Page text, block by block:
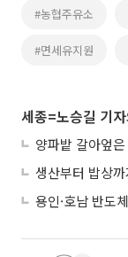
#농협주유소
#면세유지원
세종=노승길 기
양파밭 갈아엎